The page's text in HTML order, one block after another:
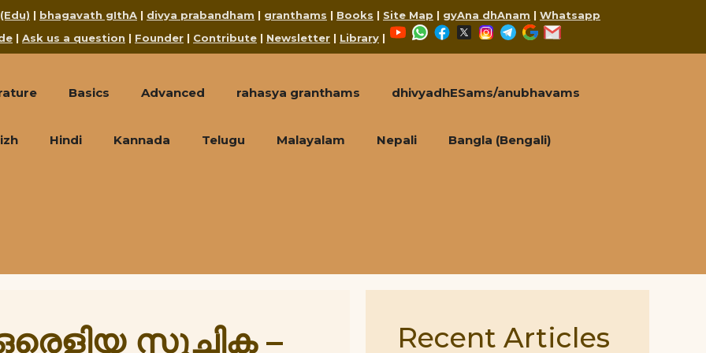
| bhagavath gIthA | divya prabandham | granthams | Books | Site Map | gyAna dhAnam | Whatsapp
| Ask us a question | Founder | Contribute | Newsletter | Library |
YouTubeWhatsApp
Facebook
X Instagram
Telegram
Google
Basics Advanced rahasya granthams dhivyadhESams/anubhavams
Hindi Kannada Telugu Malayalam Nepali Bangla (Bengali)
സൂചിക –
Recent Articles